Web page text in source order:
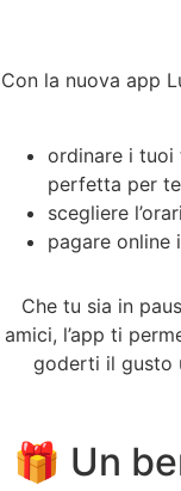
Con la nuova app
ordinare i
perfetta per
scegliere
pagare online
Che tu sia in
amici, l’app ti
goderti il gusto
🎁 Un